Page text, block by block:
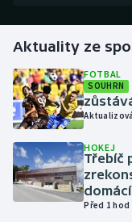
Florbal
Golf
Házená
Aktuality ze
FOTBAL
SOUHRN
HOKEJ
Třebíč
Před 1 hod